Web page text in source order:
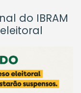
do IBRAM